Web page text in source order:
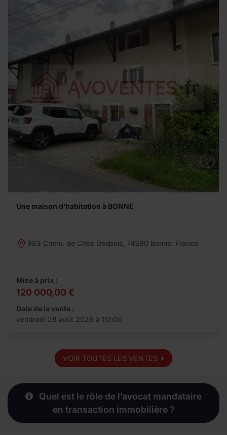
Une maison d’habitation à BONNE
983 Chem. de Chez Desbois, 74380 Bonne, France
Mise à prix :
120 000,00 €
Date de la vente :
vendredi 28 août 2026 à 15h00
VOIR TOUTES LES VENTES
en transaction immobilière ?